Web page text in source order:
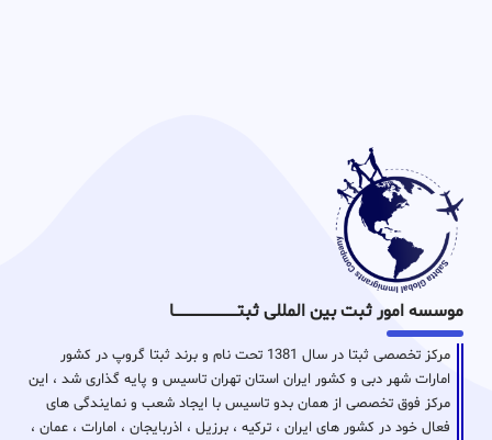
موسسه امور ثبت بین المللی ثبتـــــــــــــــــــــــــــــا
مرکز تخصصی ثبتا در سال 1381 تحت نام و برند ثبتا گروپ در کشور
امارات شهر دبی و کشور ایران استان تهران تاسیس و پایه گذاری شد ، این
مرکز فوق تخصصی از همان بدو تاسیس با ایجاد شعب و نمایندگی های
فعال خود در کشور های ایران ، ترکیه ، برزیل ، اذربایجان ، امارات ، عمان ،